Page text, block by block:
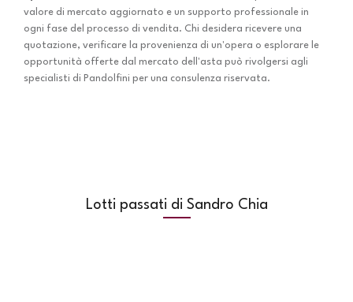
valore di mercato aggiornato e un supporto professionale in
ogni fase del processo di vendita. Chi desidera ricevere una
quotazione, verificare la provenienza di un'opera o esplorare le
opportunità offerte dal mercato dell'asta può rivolgersi agli
specialisti di Pandolfini per una consulenza riservata.
Lotti passati di Sandro Chia